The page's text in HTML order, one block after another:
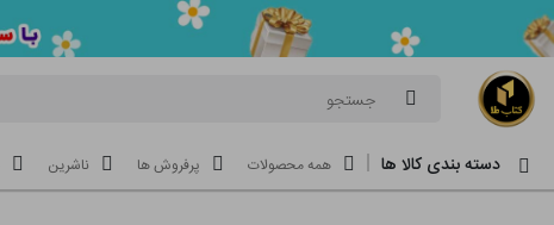
جستجو
دسته بندی کالا ها همه محصولات پرفروش ها ناشرین